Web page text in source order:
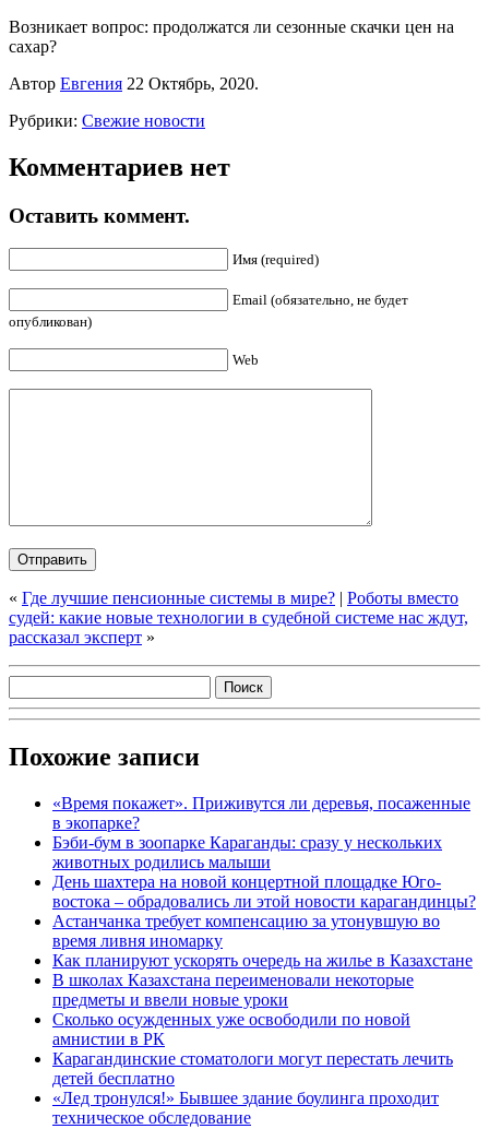
Возникает вопрос: продолжатся ли сезонные скачки цен на
сахар?
Автор Евгения 22 Октябрь, 2020.
Рубрики: Свежие новости
Комментариев нет
Оставить коммент.
Имя (required)
Email (обязательно, не будет
опубликован)
Web
« Где лучшие пенсионные системы в мире? | Роботы вместо
судей: какие новые технологии в судебной системе нас ждут,
рассказал эксперт »
Похожие записи
«Время покажет». Приживутся ли деревья, посаженные
в экопарке?
Бэби-бум в зоопарке Караганды: сразу у нескольких
животных родились малыши
День шахтера на новой концертной площадке Юго-
востока – обрадовались ли этой новости карагандинцы?
Астанчанка требует компенсацию за утонувшую во
время ливня иномарку
Как планируют ускорять очередь на жилье в Казахстане
В школах Казахстана переименовали некоторые
предметы и ввели новые уроки
Сколько осужденных уже освободили по новой
амнистии в РК
Карагандинские стоматологи могут перестать лечить
детей бесплатно
«Лед тронулся!» Бывшее здание боулинга проходит
техническое обследование